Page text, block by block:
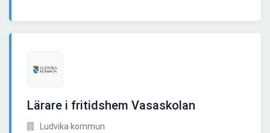
Lärare i fritidshem Vasaskolan
Ludvika kommun